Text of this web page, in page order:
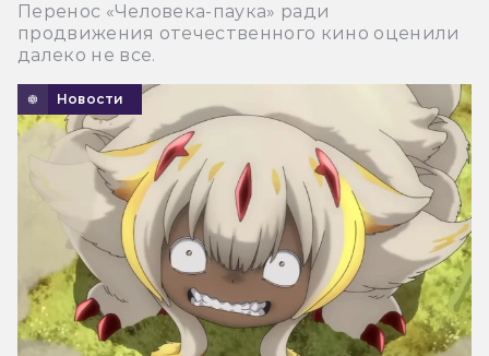
Перенос «Человека-паука» ради
продвижения отечественного кино оценили
далеко не все.
Новости